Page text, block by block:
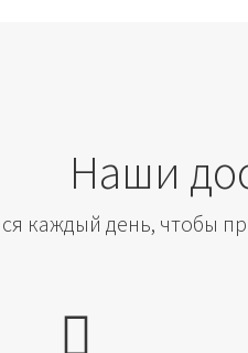
Наши
каждый день, чтобы